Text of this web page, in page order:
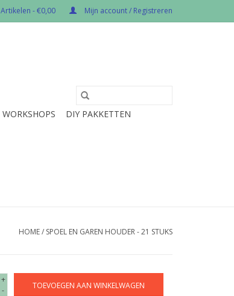
- €0,00 Mijn account / Registreren
WORKSHOPS
DIY PAKKETTEN
HOME/ SPOEL EN GAREN HOUDER - 21 STUKS
+
-
TOEVOEGEN AAN WINKELWAGEN